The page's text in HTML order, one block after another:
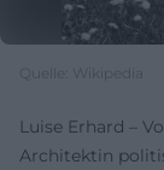
Quelle: Wikipedia
Luise Erhard –
Architektin